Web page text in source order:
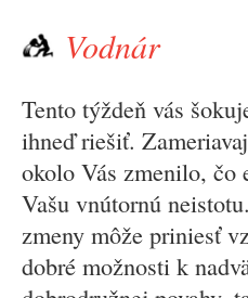
Vodnár
Tento týždeň vás
ihneď riešiť.
okolo Vás zmenilo, čo
Vašu vnútornú
zmeny môže priniesť
dobré možnosti k